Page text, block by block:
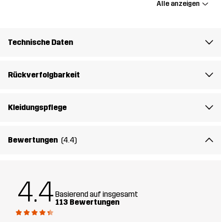
Die Flachnähte verhindern eventuelle Reibung und gewährleisten
Snowboarden oder anderen Wintersportarten, die Movement LS
Gewicht 208g in Größe Medium
Alle anzeigen
Technische Daten
Rückverfolgbarkeit
Kleidungspflege
Bewertungen (4.4)
4.4 Basierend auf insgesamt
113 Bewertungen